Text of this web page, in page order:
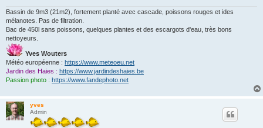
Bassin de 9m3 (21m2), fortement planté avec cascade, poissons rouges et ides
mélanotes. Pas de filtration.
Bac de 450l sans poissons, quelques plantes et des escargots d'eau, très bons
nettoyeurs.
Yves Wouters
Météo européenne : https://www.meteoeu.net
Jardin des Haies : https://www.jardindeshaies.be
Passion photo : https://www.fandephoto.net
yves
Admin